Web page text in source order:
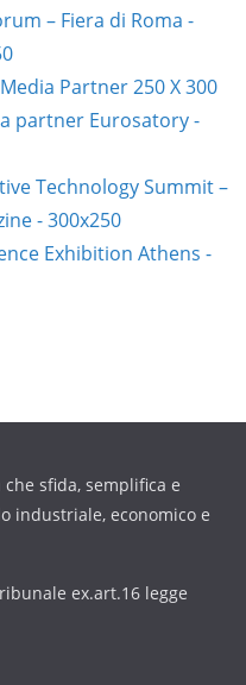
sfida, semplifica e
industriale, economico e
ex.art.16 legge